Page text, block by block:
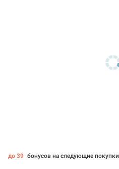
до 39 бонусов на следующие покупки